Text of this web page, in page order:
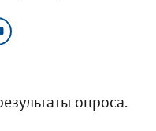
опроса.